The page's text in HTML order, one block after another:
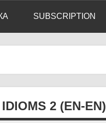
SUBSCRIPTION
2 (EN-EN)